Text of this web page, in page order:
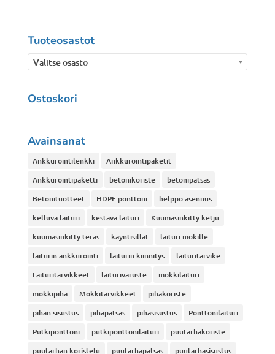
useampi
muunnelma.
Voit
valinnat
Tuoteosastot
Valitse osasto
Ostoskori
Avainsanat
Ankkurointilenkki
Ankkurointipaketit
Ankkurointipaketti
betonikoriste
betonipatsas
Betonituotteet
HDPE ponttoni
helppo asennus
kelluva laituri
kestävä laituri
Kuumasinkitty ketju
kuumasinkitty teräs
käyntisillat
laituri mökille
laiturin ankkurointi
laiturin kiinnitys
laituritarvike
Laituritarvikkeet
laiturivaruste
mökkilaituri
mökkipiha
Mökkitarvikkeet
pihakoriste
pihan sisustus
pihapatsas pihasisustus
Ponttonilaituri
Putkiponttoni
putkiponttonilaituri
puutarhakoriste
puutarhan koristelu
puutarhapatsas puutarhasisustus